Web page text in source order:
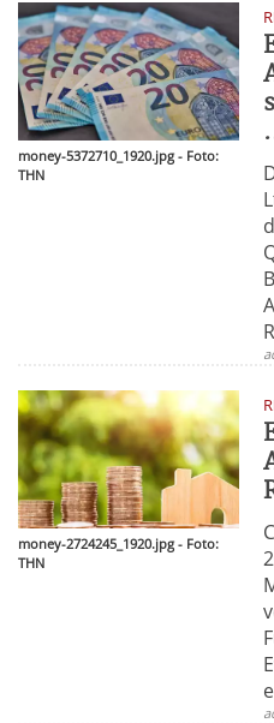
money-5372710_1920.jpg - Foto:
THN
money-2724245_1920.jpg - Foto:
THN